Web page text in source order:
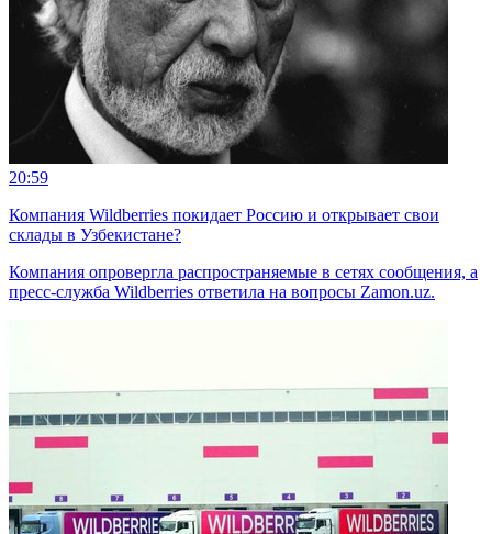
20:59
Компания Wildberries покидает Россию и открывает свои
склады в Узбекистане?
Компания опровергла распространяемые в сетях сообщения, а
пресс-служба Wildberries ответила на вопросы Zamon.uz.